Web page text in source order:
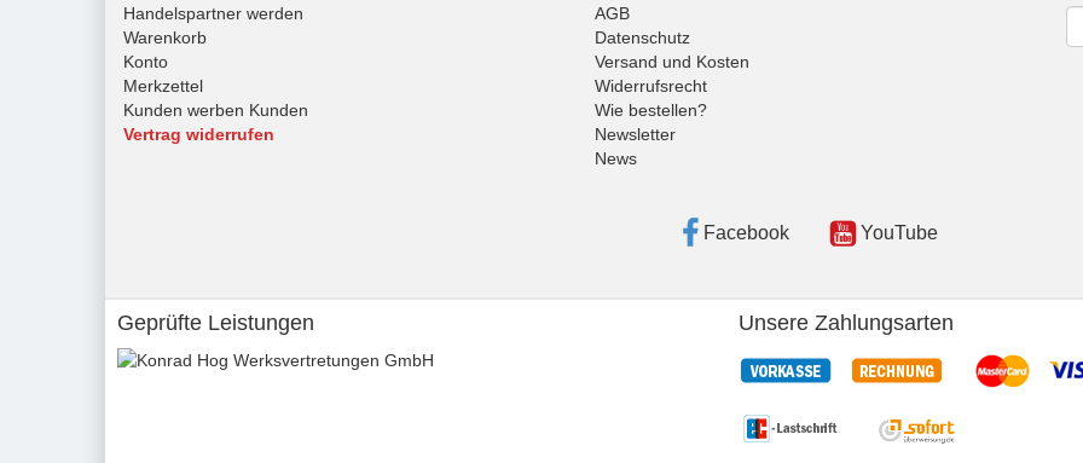
Handelspartner werden
Warenkorb
Konto
Merkzettel
Kunden werben Kunden
Vertrag widerrufen
AGB
Datenschutz
Versand und Kosten
Widerrufsrecht
Wie bestellen?
Newsletter
News
Facebook YouTube
Geprüfte Leistungen Unsere Zahlungsarten